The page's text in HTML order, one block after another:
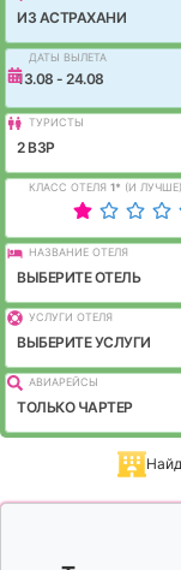
ИЗ АСТРАХАНИ
ДАТЫ ВЫЛЕТА
13.08 - 24.08
ТУРИСТЫ
2 ВЗР
КЛАСС ОТЕЛЯ 1* (И ЛУЧШЕ)
НАЗВАНИЕ ОТЕЛЯ
ВЫБЕРИТЕ ОТЕЛЬ
УСЛУГИ ОТЕЛЯ
ВЫБЕРИТЕ УСЛУГИ
АВИАРЕЙСЫ
ТОЛЬКО ЧАРТЕР